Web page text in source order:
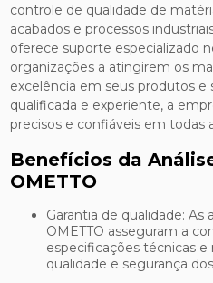
controle de qualidade de
acabados e processos
oferece suporte especializado
organizações a atingirem os
excelência em seus produtos e
qualificada e experiente, a
precisos e confiáveis em todas
Benefícios da
OMETTO
Garantia de qualidade: As análises químicas da J.
OMETTO asseguram a
especificações técnicas e
qualidade e segurança